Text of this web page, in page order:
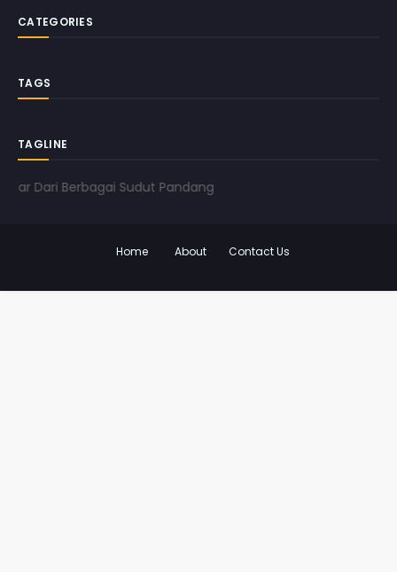
CATEGORIES
TAGS
TAGLINE
Berbagai Sudut Pandang
Home About Contact Us